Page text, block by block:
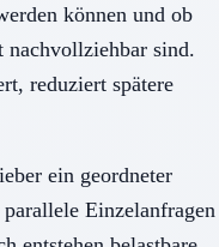
können und ob
nachvollziehbar sind.
reduziert spätere
ein geordneter
Einzelanfragen